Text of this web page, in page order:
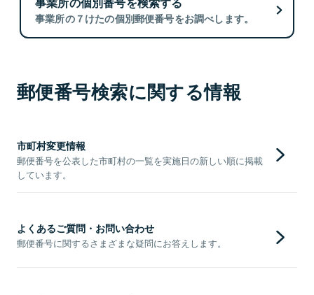
事業所の７けたの個別郵便番号をお調べします。
郵便番号検索に関する情報
市町村変更情報
郵便番号を公表した市町村の一覧を実施日の新しい順に掲載
しています。
よくあるご質問・お問い合わせ
郵便番号に関するさまざまな疑問にお答えします。